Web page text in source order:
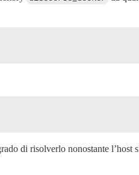
di risolverlo nonostante l’host